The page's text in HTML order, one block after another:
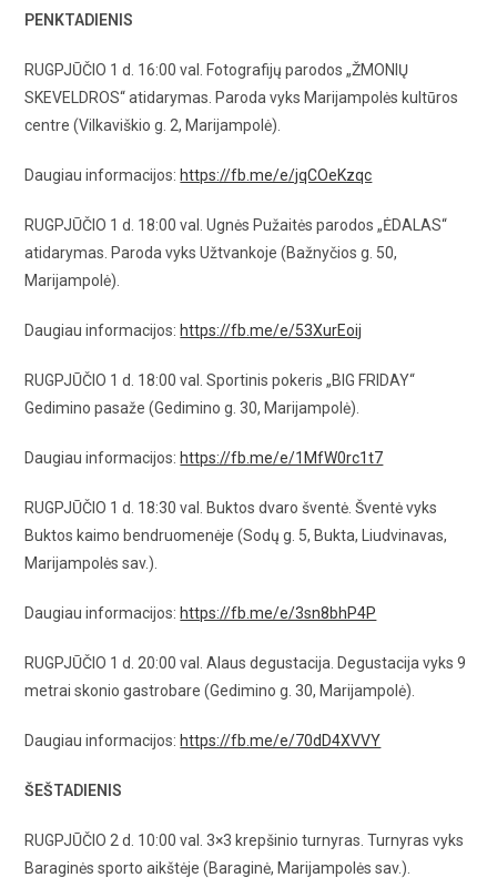
PENKTADIENIS
RUGPJŪČIO 1 d. 16:00 val. Fotografijų parodos „ŽMONIŲ
SKEVELDROS“ atidarymas. Paroda vyks Marijampolės kultūros
centre (Vilkaviškio g. 2, Marijampolė).
Daugiau informacijos: https://fb.me/e/jqCOeKzqc
RUGPJŪČIO 1 d. 18:00 val. Ugnės Pužaitės parodos „ĖDALAS“
atidarymas. Paroda vyks Užtvankoje (Bažnyčios g. 50,
Marijampolė).
Daugiau informacijos: https://fb.me/e/53XurEoij
RUGPJŪČIO 1 d. 18:00 val. Sportinis pokeris „BIG FRIDAY“
Gedimino pasaže (Gedimino g. 30, Marijampolė).
Daugiau informacijos: https://fb.me/e/1MfW0rc1t7
RUGPJŪČIO 1 d. 18:30 val. Buktos dvaro šventė. Šventė vyks
Buktos kaimo bendruomenėje (Sodų g. 5, Bukta, Liudvinavas,
Marijampolės sav.).
Daugiau informacijos: https://fb.me/e/3sn8bhP4P
RUGPJŪČIO 1 d. 20:00 val. Alaus degustacija. Degustacija vyks 9
metrai skonio gastrobare (Gedimino g. 30, Marijampolė).
Daugiau informacijos: https://fb.me/e/70dD4XVVY
ŠEŠTADIENIS
RUGPJŪČIO 2 d. 10:00 val. 3×3 krepšinio turnyras. Turnyras vyks
Baraginės sporto aikštėje (Baraginė, Marijampolės sav.).